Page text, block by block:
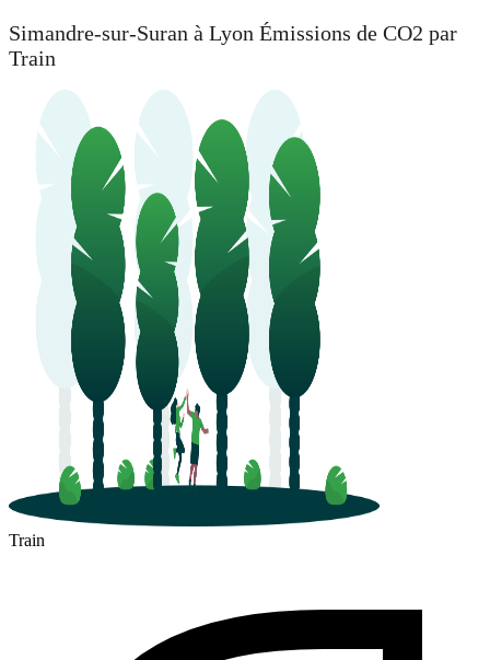
Simandre-sur-Suran à Lyon Émissions de CO2 par
Train
Train